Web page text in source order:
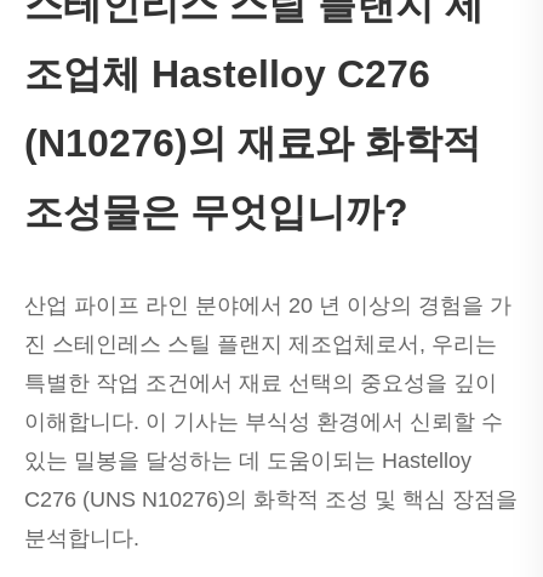
조업체 Hastelloy C276
(N10276)의 재료와 화학적
조성물은 무엇입니까?
산업 파이프 라인 분야에서 20 년 이상의 경험을 가
진 스테인레스 스틸 플랜지 제조업체로서, 우리는
특별한 작업 조건에서 재료 선택의 중요성을 깊이
이해합니다. 이 기사는 부식성 환경에서 신뢰할 수
있는 밀봉을 달성하는 데 도움이되는 Hastelloy
C276 (UNS N10276)의 화학적 조성 및 핵심 장점을
분석합니다.